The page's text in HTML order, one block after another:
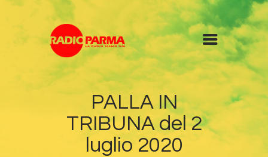
PALLA IN
TRIBUNA del 2
luglio 2020
Home
Diretta
Programmi